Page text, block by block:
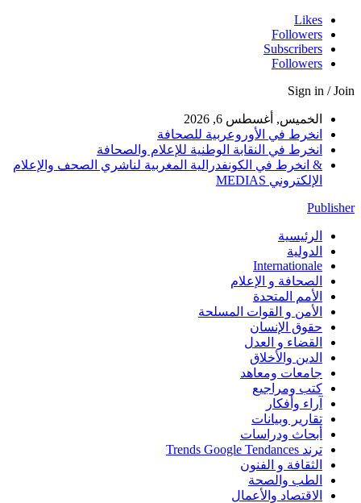
Likes
Followers
Subscribers
Followers
Sign in / Join
الخميس, أغسطس 6, 2026
انخرط في الأوروعربية للصحافة
انخرط في النقابة الوطنية للإعلام والصحافة
& انخرط في الكونفدرالية المغربية لناشري الصحف والإعلام
الإلكتروني MEDIAS
Publisher
الرئيسية
الدولية
Internationale
الصحافة و الإعلام
الأمم المتحدة
الأمن و القوات المسلحة
حقوق الإنسان
القضاء و العدل
الدين والأخلاق
جامعات ومعاهد
كتب ومراجيع
آراء وأفكار
تقارير وبيانات
أبحاث ودراسات
ترند Trends Google Tendances
الثقافة و الفنون
الطب والصحة
الاقتصاد والأعمال